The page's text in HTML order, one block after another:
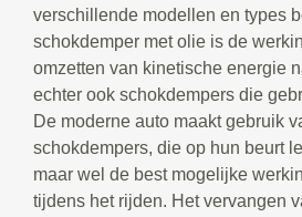
verschillende modellen en types
schokdemper met olie is de
omzetten van kinetische energie
echter ook schokdempers die
De moderne auto maakt gebruik
schokdempers, die op hun beurt
maar wel de best mogelijke
tijdens het rijden. Het vervangen